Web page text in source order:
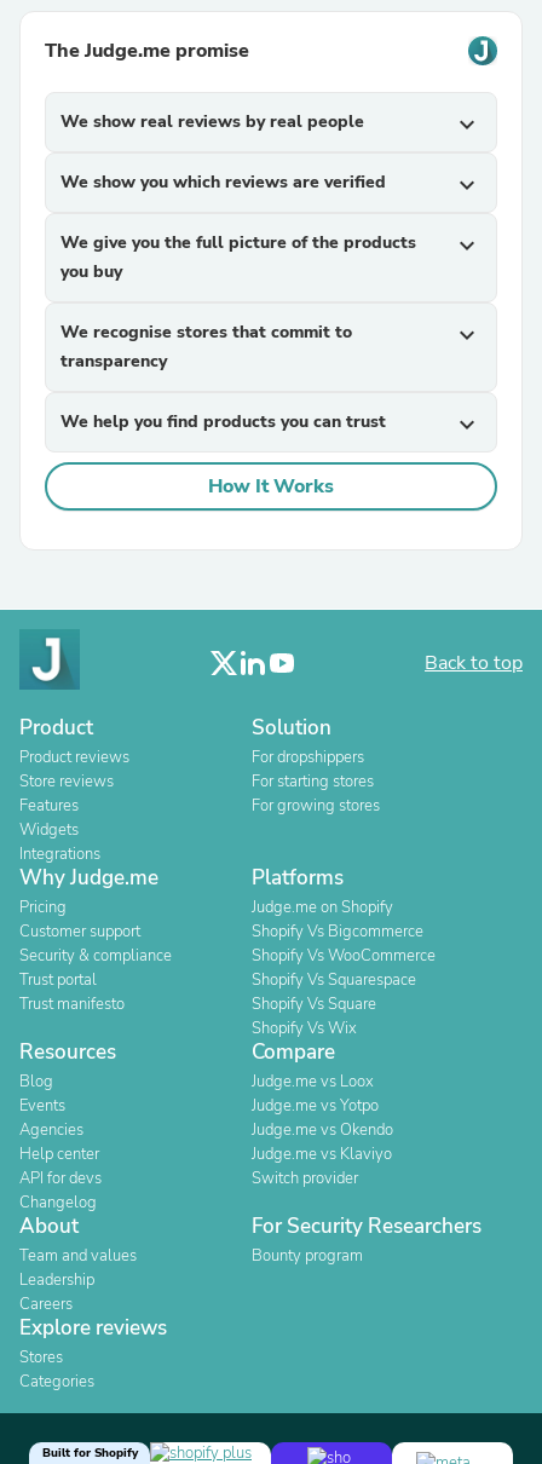
The Judge.me promise
We show real reviews by real people expand_more
We show you which reviews are verified expand_more
We give you the full picture of the products
you buy
expand_more
We recognise stores that commit to
transparency
expand_more
We help you find products you can trust expand_more
How It Works
Back to top
Product
Product reviews
Store reviews
Features
Widgets
Integrations
Solution
For dropshippers
For starting stores
For growing stores
Why Judge.me
Pricing
Customer support
Security & compliance
Trust portal
Trust manifesto
Platforms
Judge.me on Shopify
Shopify Vs Bigcommerce
Shopify Vs WooCommerce
Shopify Vs Squarespace
Shopify Vs Square
Shopify Vs Wix
Resources
Blog
Events
Agencies
Help center
API for devs
Changelog
Compare
Judge.me vs Loox
Judge.me vs Yotpo
Judge.me vs Okendo
Judge.me vs Klaviyo
Switch provider
About
Team and values
Leadership
Careers
For Security Researchers
Bounty program
Explore reviews
Stores
Categories
Built for Shopify